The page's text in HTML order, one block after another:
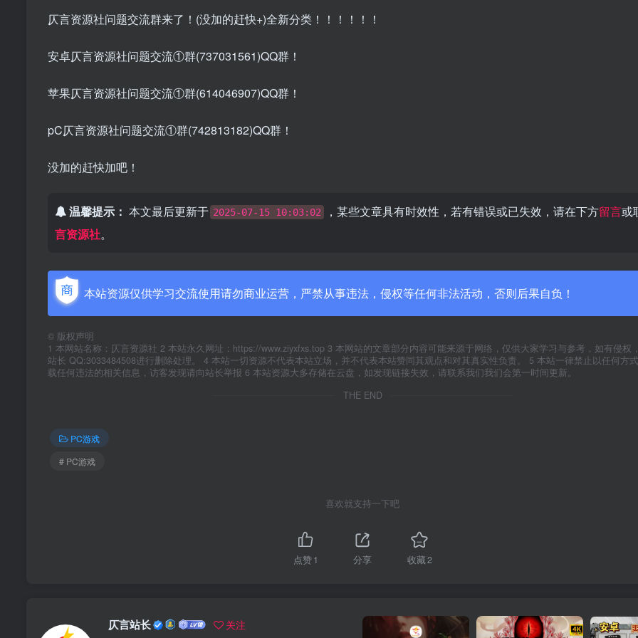
仄言资源社问题交流群来了！(没加的赶快+)全新分类！！！！！！
安卓仄言资源社问题交流①群(737031561)QQ群！
苹果仄言资源社问题交流①群(614046907)QQ群！
pC仄言资源社问题交流①群(742813182)QQ群！
没加的赶快加吧！
温馨提示： 本文最后更新于 2025-07-15 10:03:02 ，某些文章具有时效性，若有错误或已失效，请在下方留言或
言资源社。
本站资源仅供学习交流使用请勿商业运营，严禁从事违法，侵权等任何非法活动，否则后果自负！
© 版权声明
1 本网站名称：仄言资源社 2 本站永久网址：https://www.ziyxfxs.top 3 本网站的文章部分内容可能来源于网络，仅供大家学习与参考，如有侵权
站长 QQ:3033484508进行删除处理。 4 本站一切资源不代表本站立场，并不代表本站赞同其观点和对其真实性负责。 5 本站一律禁止以任何方
载任何违法的相关信息，访客发现请向站长举报 6 本站资源大多存储在云盘，如发现链接失效，请联系我们我们会第一时间更新。
THE END
PC游戏
# PC游戏
喜欢就支持一下吧
点赞1 分享 收藏2
仄言站长 关注